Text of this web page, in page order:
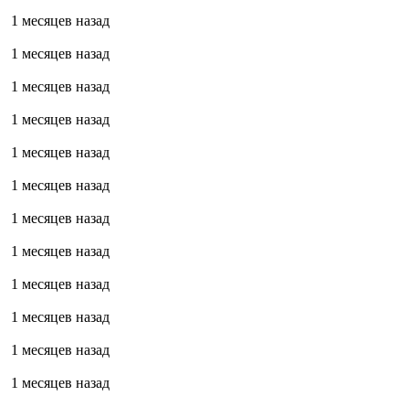
1 месяцев назад
1 месяцев назад
1 месяцев назад
1 месяцев назад
1 месяцев назад
1 месяцев назад
1 месяцев назад
1 месяцев назад
1 месяцев назад
1 месяцев назад
1 месяцев назад
1 месяцев назад